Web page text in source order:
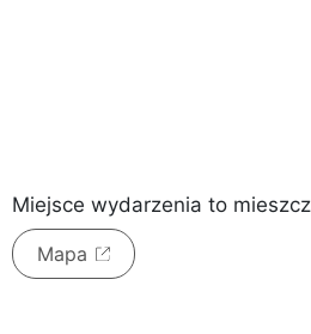
Miejsce wydarzenia to
Mapa